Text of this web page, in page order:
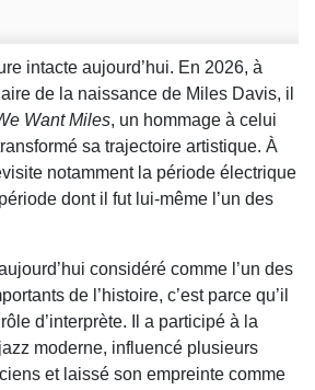
intacte aujourd’hui. En 2026, à
de la naissance de Miles Davis, il
Want Miles, un hommage à celui
sa trajectoire artistique. À
notamment la période électrique
dont il fut lui-même l’un des
considéré comme l’un des
de l’histoire, c’est parce qu’il
d’interprète. Il a participé à la
moderne, influencé plusieurs
et laissé son empreinte comme